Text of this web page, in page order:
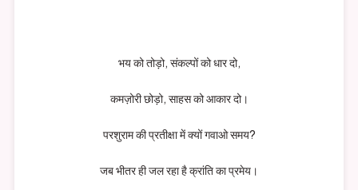
भय को तोड़ो, संकल्पों को धार दो,
कमज़ोरी छोड़ो, साहस को आकार दो।
परशुराम की प्रतीक्षा में क्यों गवाओ समय?
जब भीतर ही जल रहा है क्रांति का प्रमेय।